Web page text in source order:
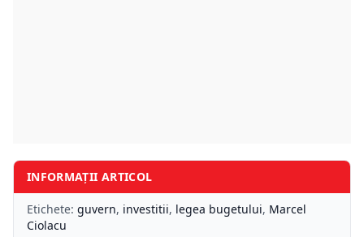
INFORMAȚII ARTICOL
Etichete: guvern, investitii, legea bugetului, Marcel
Ciolacu